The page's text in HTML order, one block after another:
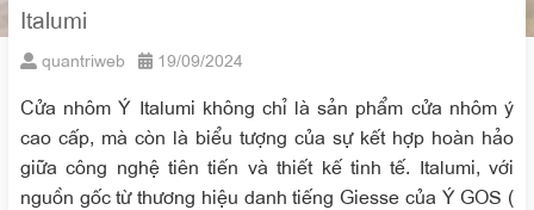
Italumi
quantriweb 19/09/2024
Cửa nhôm Ý Italumi không chỉ là sản phẩm cửa nhôm ý
cao cấp, mà còn là biểu tượng của sự kết hợp hoàn hảo
giữa công nghệ tiên tiến và thiết kế tinh tế. Italumi, với
nguồn gốc từ thương hiệu danh tiếng Giesse của Ý GOS (